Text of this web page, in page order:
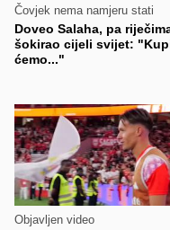
Čovjek nema namjeru stati
Doveo Salaha, pa
šokirao cijeli svijet:
ćemo..."
Objavljen video